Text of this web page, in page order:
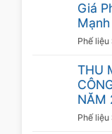
Giá
Phế liệu
THU
NĂM
Phế liệu